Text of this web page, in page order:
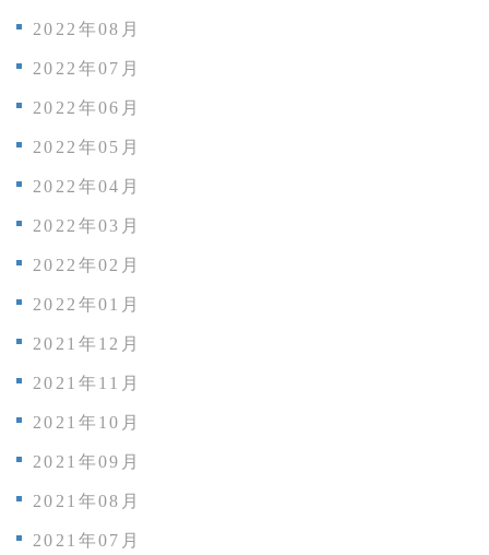
2022年08月
2022年07月
2022年06月
2022年05月
2022年04月
2022年03月
2022年02月
2022年01月
2021年12月
2021年11月
2021年10月
2021年09月
2021年08月
2021年07月